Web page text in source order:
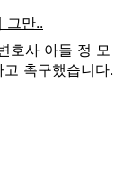
호사 아들 정 모
촉구했습니다.